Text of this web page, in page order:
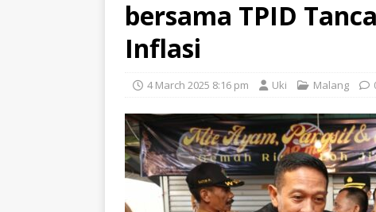
bersama TPID
Inflasi
4 March 2025 8:16 pm Uki Malang